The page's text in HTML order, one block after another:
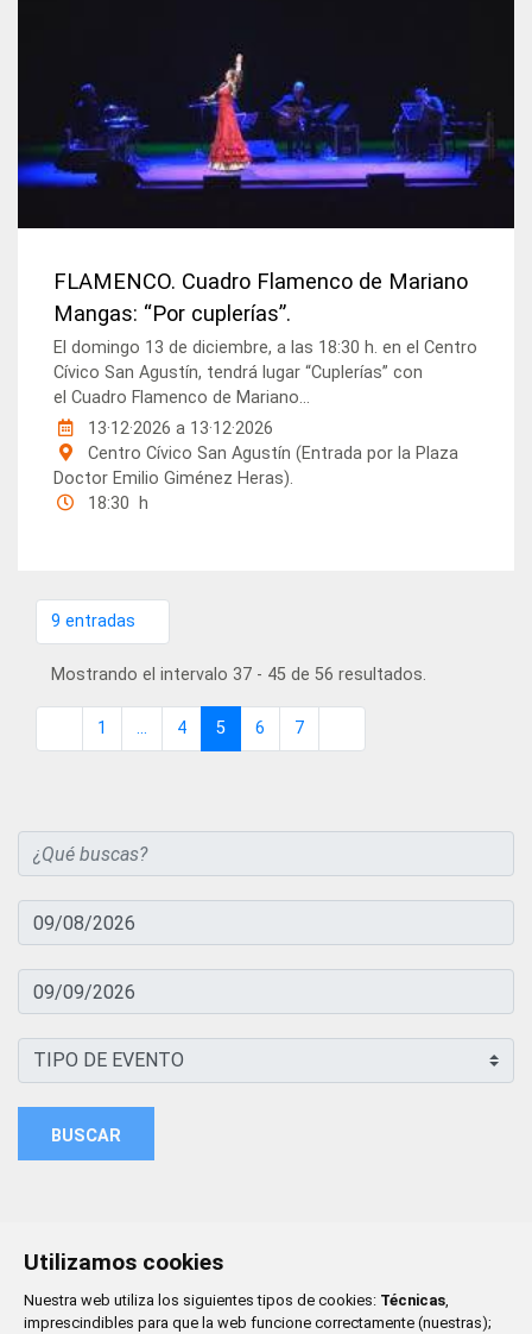
Utilizamos cookies
Nuestra web utiliza los siguientes tipos de cookies: Técnicas,
imprescindibles para que la web funcione correctamente (nuestras);
FLAMENCO. Cuadro Flamenco de Mariano
Mangas: “Por cuplerías”.
El domingo 13 de diciembre, a las 18:30 h. en el Centro
Cívico San Agustín, tendrá lugar “Cuplerías” con
el Cuadro Flamenco de Mariano...
13·12·2026a 13·12·2026
Centro Cívico San Agustín (Entrada por la Plaza
Doctor Emilio Giménez Heras).
18:30 h
9 entradasPor página
Mostrando el intervalo 37 - 45 de 56 resultados.
Página
1 ...Páginas intermedias
Página
4 Página
5 Página
6 Página
7
BUSCAR